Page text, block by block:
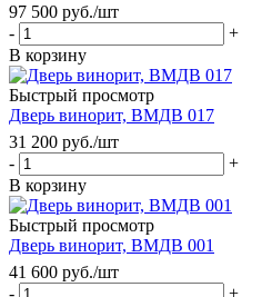
97 500 руб./шт
-
+
В корзину
Быстрый просмотр
Дверь винорит, ВМДВ 017
31 200 руб./шт
-
+
В корзину
Быстрый просмотр
Дверь винорит, ВМДВ 001
41 600 руб./шт
-
+